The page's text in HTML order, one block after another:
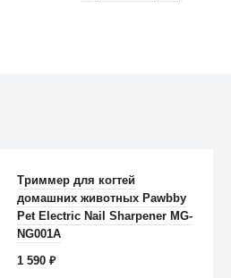
Триммер для когтей
домашних животных Pawbby
Pet Electric Nail Sharpener MG-
NG001A
1 590₽